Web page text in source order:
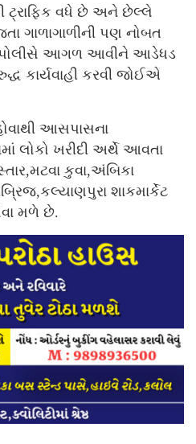
ટ્રાફિક વધે છે અને છેલ્લે
ગાળાગાળીની પણ નોબત
પોલીસે આગળ આવીને આડેધડ
કાર્યવાહી કરવી જોઈએ
આસપાસના
લોકો ખરીદી અર્થે આવતા
કુવા,અંબિકા
શાકમાર્કેટ
મળે છે.